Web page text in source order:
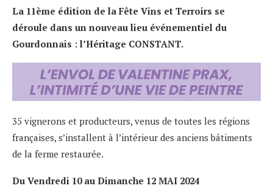
La 11ème édition de la Fête Vins et Terroirs se
déroule dans un nouveau lieu événementiel du
Gourdonnais : l’Héritage CONSTANT.
35 vignerons et producteurs, venus de toutes les régions
françaises, s’installent à l’intérieur des anciens bâtiments
de la ferme restaurée.
Du Vendredi 10 au Dimanche 12 MAI 2024